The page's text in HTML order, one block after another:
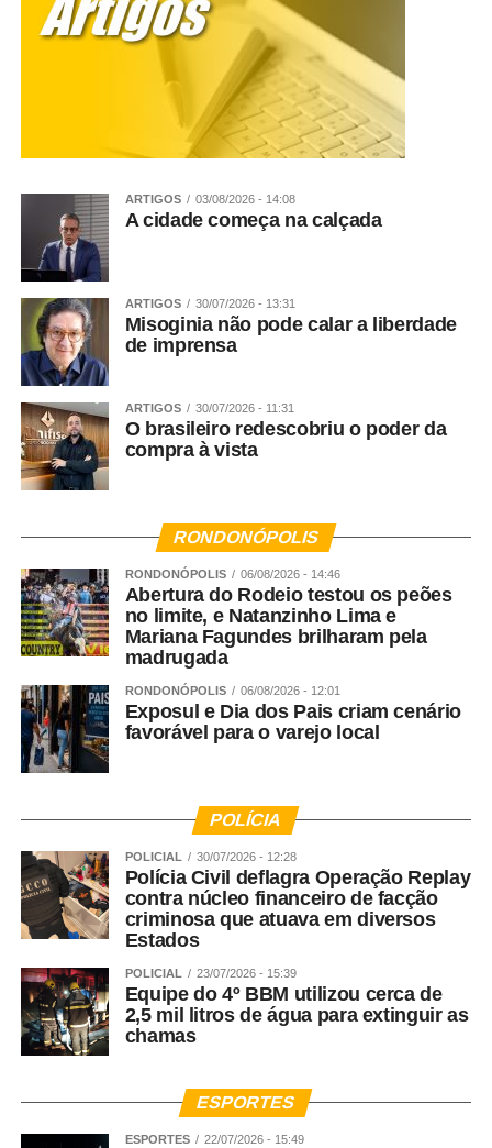
ARTIGOS 03/08/2026 - 14:08
A cidade começa na calçada
ARTIGOS 30/07/2026 - 13:31
Misoginia não pode calar a liberdade
de imprensa
ARTIGOS 30/07/2026 - 11:31
O brasileiro redescobriu o poder da
compra à vista
RONDONÓPOLIS
RONDONÓPOLIS 06/08/2026 - 14:46
Abertura do Rodeio testou os peões
no limite, e Natanzinho Lima e
Mariana Fagundes brilharam pela
madrugada
RONDONÓPOLIS 06/08/2026 - 12:01
Exposul e Dia dos Pais criam cenário
favorável para o varejo local
POLÍCIA
POLICIAL 30/07/2026 - 12:28
Polícia Civil deflagra Operação Replay
contra núcleo financeiro de facção
criminosa que atuava em diversos
Estados
POLICIAL 23/07/2026 - 15:39
Equipe do 4º BBM utilizou cerca de
2,5 mil litros de água para extinguir as
chamas
ESPORTES
ESPORTES 22/07/2026 - 15:49